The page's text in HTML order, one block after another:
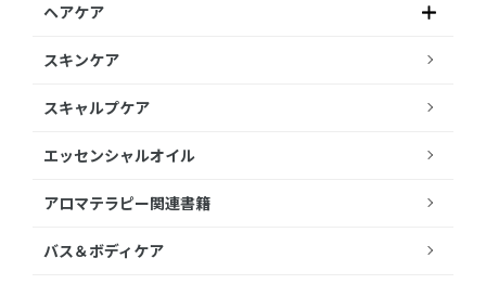
ヘアケア
スキンケア
スキャルプケア
エッセンシャルオイル
アロマテラピー関連書籍
バス＆ボディケア